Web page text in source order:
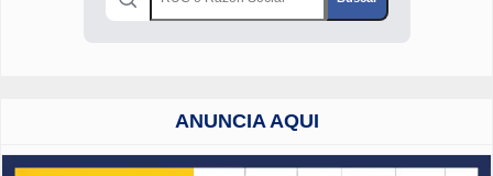
ANUNCIA AQUI